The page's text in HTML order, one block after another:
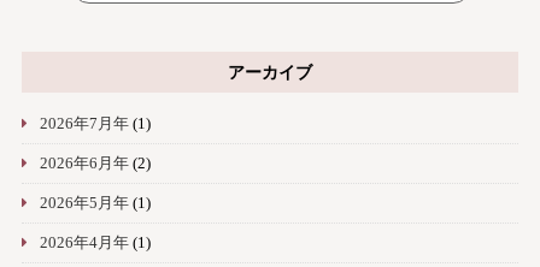
アーカイブ
2026年7月年(1)
2026年6月年(2)
2026年5月年(1)
2026年4月年(1)